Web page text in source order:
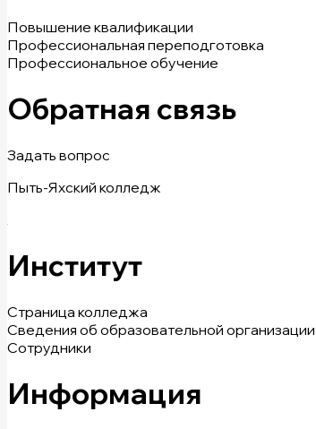
Повышение квалификации
Профессиональная переподготовка
Профессиональное обучение
Обратная связь
Задать вопрос
Пыть-Яхский колледж
Институт
Страница колледжа
Сведения об образовательной организации
Сотрудники
Информация